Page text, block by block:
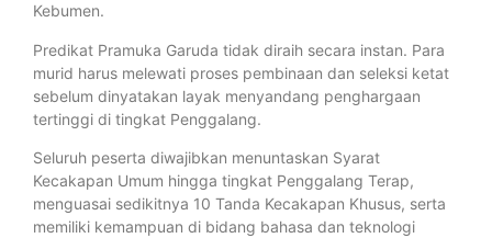
Kebumen.
Predikat Pramuka Garuda tidak diraih secara instan. Para
murid harus melewati proses pembinaan dan seleksi ketat
sebelum dinyatakan layak menyandang penghargaan
tertinggi di tingkat Penggalang.
Seluruh peserta diwajibkan menuntaskan Syarat
Kecakapan Umum hingga tingkat Penggalang Terap,
menguasai sedikitnya 10 Tanda Kecakapan Khusus, serta
memiliki kemampuan di bidang bahasa dan teknologi